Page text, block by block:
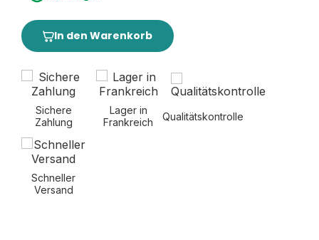
In den Warenkorb
Sichere
Zahlung
Lager in
Frankreich
Qualitätskontrolle
Schneller
Versand